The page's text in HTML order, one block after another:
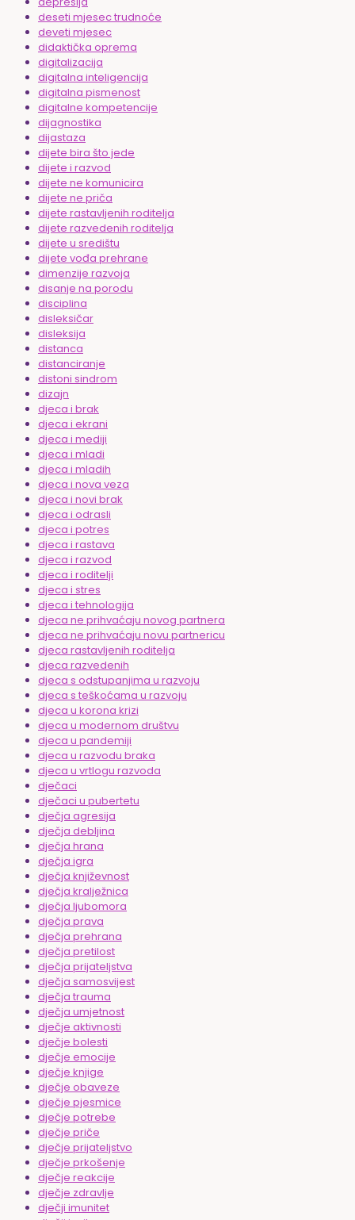
deseti mjesec trudnoće
deveti mjesec
didaktička oprema
digitalizacija
digitalna inteligencija
digitalna pismenost
digitalne kompetencije
dijagnostika
dijastaza
dijete bira što jede
dijete i razvod
dijete ne komunicira
dijete ne priča
dijete rastavljenih roditelja
dijete razvedenih roditelja
dijete u središtu
dijete vođa prehrane
dimenzije razvoja
disanje na porodu
disciplina
disleksičar
disleksija
distanca
distanciranje
distoni sindrom
dizajn
djeca i brak
djeca i ekrani
djeca i mediji
djeca i mladi
djeca i mladih
djeca i nova veza
djeca i novi brak
djeca i odrasli
djeca i potres
djeca i rastava
djeca i razvod
djeca i roditelji
djeca i stres
djeca i tehnologija
djeca ne prihvaćaju novog partnera
djeca ne prihvaćaju novu partnericu
djeca rastavljenih roditelja
djeca razvedenih
djeca s odstupanjima u razvoju
djeca s teškoćama u razvoju
djeca u korona krizi
djeca u modernom društvu
djeca u pandemiji
djeca u razvodu braka
djeca u vrtlogu razvoda
dječaci
dječaci u pubertetu
dječja agresija
dječja debljina
dječja hrana
dječja igra
dječja književnost
dječja kralježnica
dječja ljubomora
dječja prava
dječja prehrana
dječja pretilost
dječja prijateljstva
dječja samosvijest
dječja trauma
dječja umjetnost
dječje aktivnosti
dječje bolesti
dječje emocije
dječje knjige
dječje obaveze
dječje pjesmice
dječje potrebe
dječje priče
dječje prijateljstvo
dječje prkošenje
dječje reakcije
dječje zdravlje
dječji imunitet